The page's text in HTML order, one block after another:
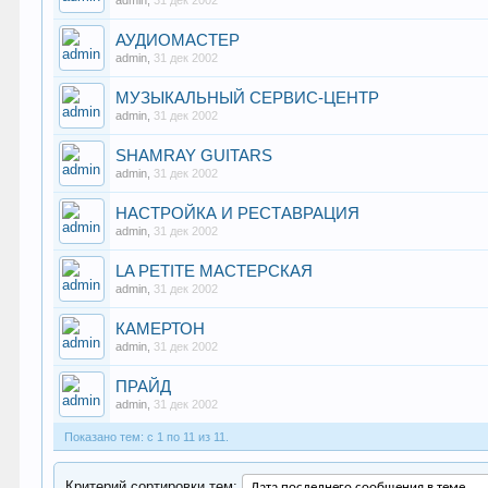
АУДИОМАСТЕР
admin 31 дек 2002
МУЗЫКАЛЬНЫЙ СЕРВИС-ЦЕНТР
admin 31 дек 2002
SHAMRAY GUITARS
admin 31 дек 2002
НАСТРОЙКА И РЕСТАВРАЦИЯ
admin 31 дек 2002
LA PETITE МАСТЕРСКАЯ
admin 31 дек 2002
КАМЕРТОН
admin 31 дек 2002
ПРАЙД
admin 31 дек 2002
Показано тем: с 1 по 11 из 11.